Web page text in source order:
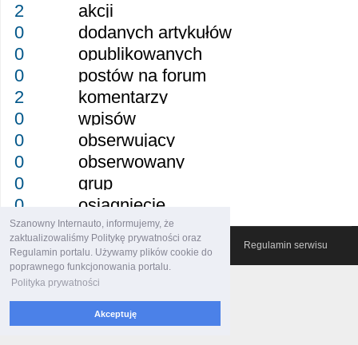
Szanowny Internauto, informujemy, że
zaktualizowaliśmy Politykę prywatności oraz
Regulamin portalu. Używamy plików cookie do
poprawnego funkcjonowania portalu.
Polityka prywatności
Akceptuję
2
akcji
0
dodanych artykułów
0
opublikowanych
0
postów na forum
2
komentarzy
0
wpisów
0
obserwujący
0
obserwowany
0
grup
0
osiągnięcie
© 2007-2026 Włocławski Portal informacyjny Regulamin serwisu